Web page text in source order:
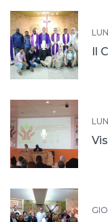
Il